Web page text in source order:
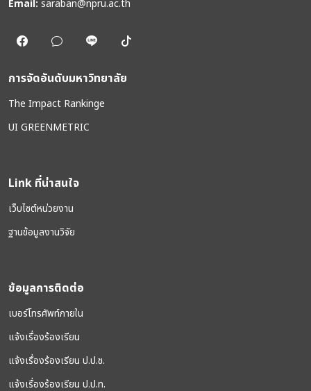
Email: saraban@npru.ac.th
การจัดอันดับมหาวิทยาลัย
The Impact Rankinge
UI GREENMETRIC
Link ที่น่าสนใจ
เว็บไซต์หน่วยงาน
ฐานข้อมูลงานวิจัย
ข้อมูลการติดต่อ
เบอร์โทรศัพท์ภายใน
แจ้งเรื่องร้องเรียน
แจ้งเรื่องร้องเรียน ป.ป.ช.
แจ้งเรื่องร้องเรียน ป.ป.ท.